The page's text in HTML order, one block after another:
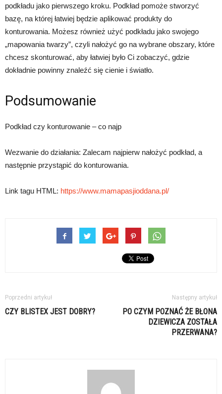
podkładu jako pierwszego kroku. Podkład pomoże stworzyć
bazę, na której łatwiej będzie aplikować produkty do
konturowania. Możesz również użyć podkładu jako swojego
„mapowania twarzy”, czyli nałożyć go na wybrane obszary, które
chcesz skonturować, aby łatwiej było Ci zobaczyć, gdzie
dokładnie powinny znaleźć się cienie i światło.
Podsumowanie
Podkład czy konturowanie – co najp
Wezwanie do działania: Zalecam najpierw nałożyć podkład, a
następnie przystąpić do konturowania.
Link tagu HTML: https://www.mamapasjioddana.pl/
Poprzedni artykuł
CZY BLISTEX JEST DOBRY?
Następny artykuł
PO CZYM POZNAĆ ŻE BŁONA
DZIEWICZA ZOSTAŁA
PRZERWANA?